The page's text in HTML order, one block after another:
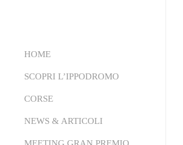
HOME
SCOPRI L’IPPODROMO
Chi Siamo
La Struttura
Conoscere l’Ippica
CORSE
Calendario
Partenti Online
NEWS & ARTICOLI